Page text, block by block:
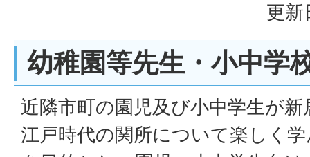
更新
幼稚園等先生・小中学
近隣市町の園児及び小中学生が
江戸時代の関所について楽しく